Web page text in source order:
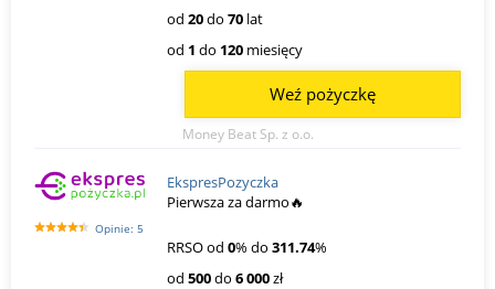
od 20do 70 lat
od 1 do 120 miesięcy
Money Beat Sp. z o.o.
Weź pożyczkę
Opinie: 5
EkspresPozyczka
Pierwsza za darmo🔥
RRSO od 0% do 311.74%
od 500do 6 000zł